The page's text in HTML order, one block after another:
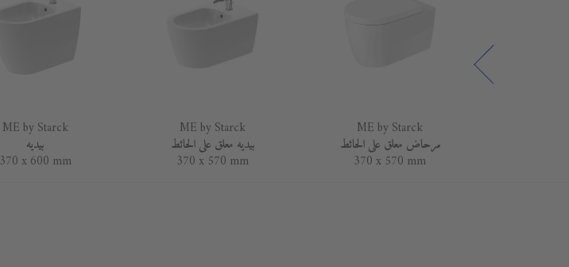
ME by Starck
مرحاض معلق على الحائط
370 x 570 mm
ME by Starck
بيديه معلق على الحائط
370 x 570 mm
ME by Starck
بيديه
370 x 600 mm